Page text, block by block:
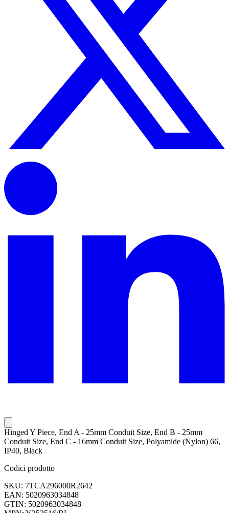
Hinged Y Piece, End A - 25mm Conduit Size, End B - 25mm
Conduit Size, End C - 16mm Conduit Size, Polyamide (Nylon) 66,
IP40, Black
Codici prodotto
SKU: 7TCA296000R2642
EAN: 5020963034848
GTIN: 5020963034848